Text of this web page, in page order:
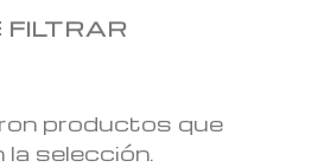
FILTRAR
productos que
selección.